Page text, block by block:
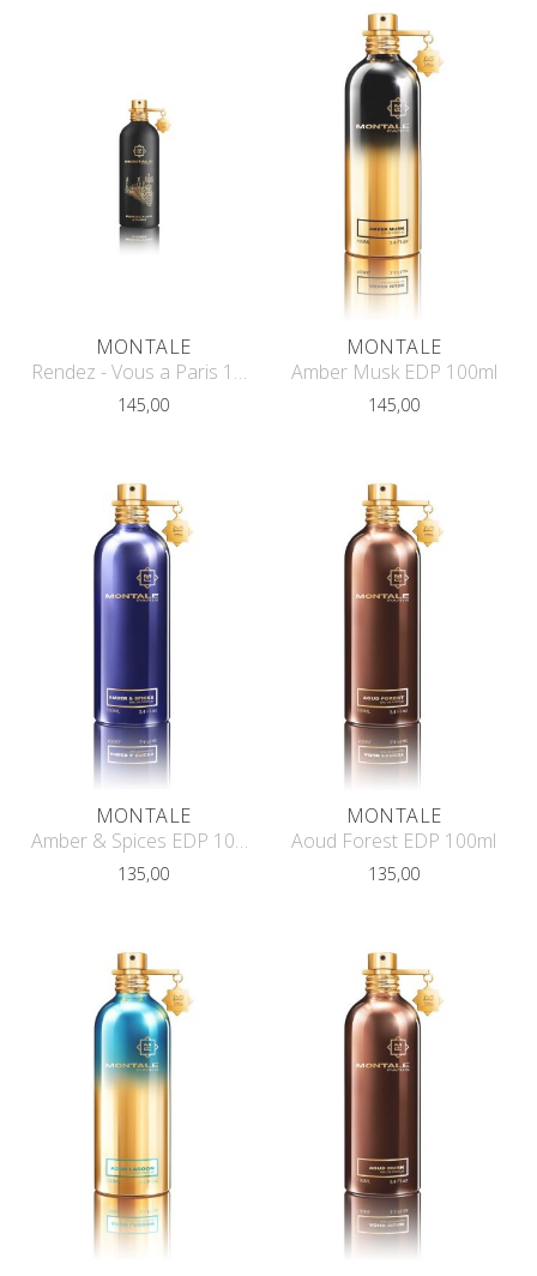
MONTALE
Rendez - Vous a Paris 100 ML EDP
145,00
MONTALE
Amber Musk EDP 100ml
145,00
MONTALE
Amber & Spices EDP 100ml
135,00
MONTALE
Aoud Forest EDP 100ml
135,00